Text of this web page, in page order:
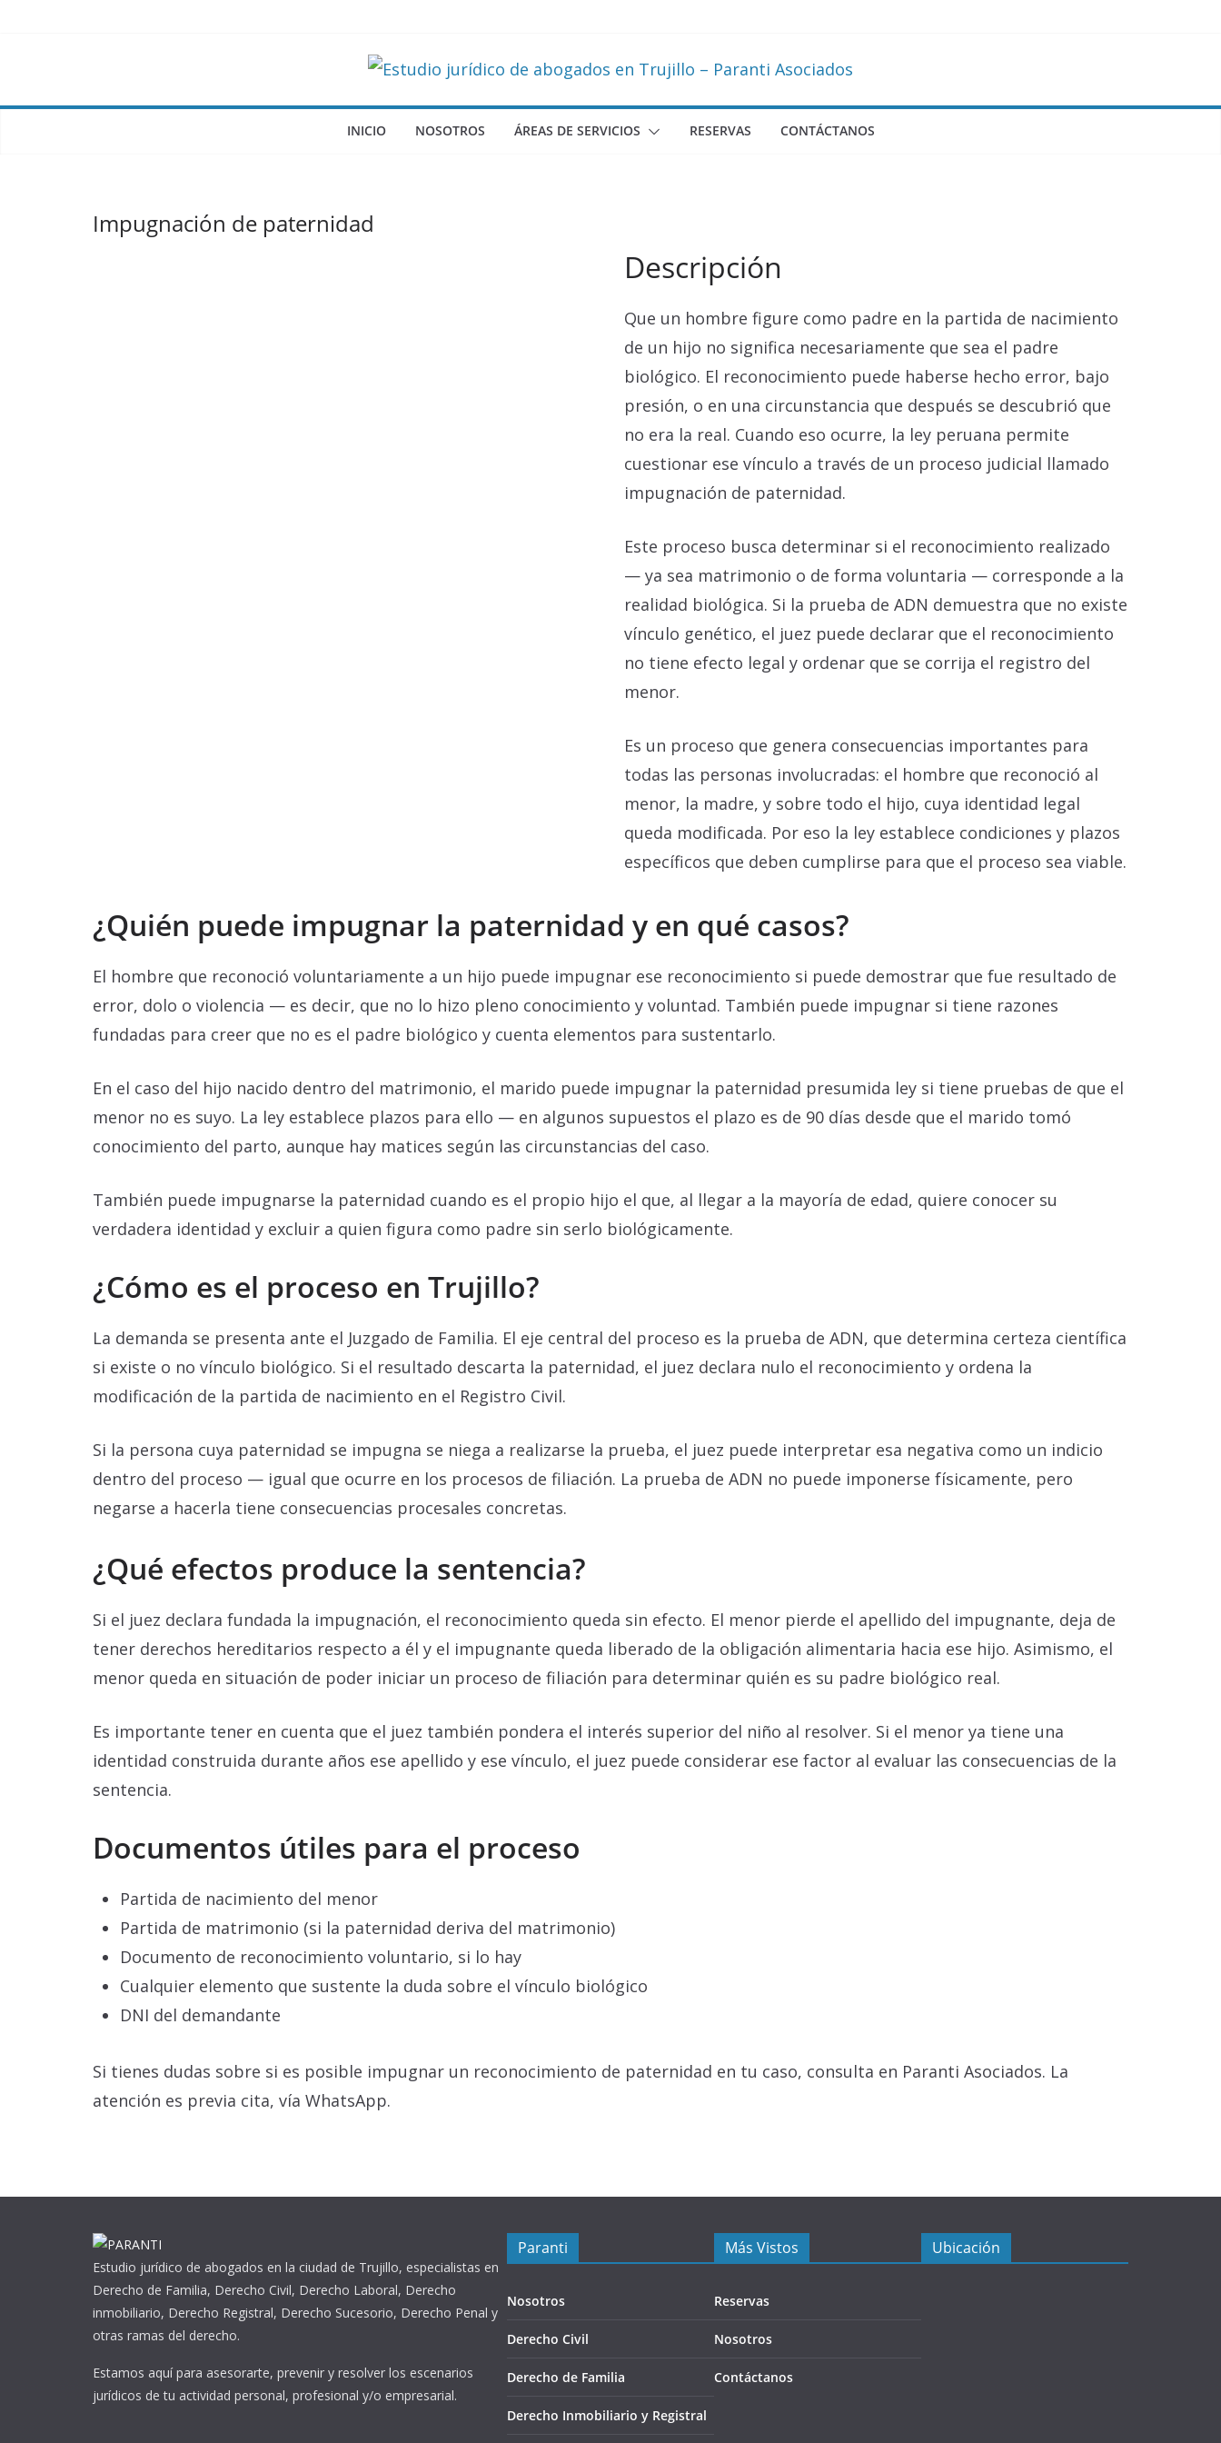
INICIO NOSOTROS ÁREAS DE SERVICIOS RESERVAS CONTÁCTANOS
Impugnación de paternidad
Descripción
Que un hombre figure como padre en la partida de nacimiento
de un hijo no significa necesariamente que sea el padre
biológico. El reconocimiento puede haberse hecho error, bajo
presión, o en una circunstancia que después se descubrió que
no era la real. Cuando eso ocurre, la ley peruana permite
cuestionar ese vínculo a través de un proceso judicial llamado
impugnación de paternidad.
Este proceso busca determinar si el reconocimiento realizado
— ya sea matrimonio o de forma voluntaria — corresponde a la
realidad biológica. Si la prueba de ADN demuestra que no existe
vínculo genético, el juez puede declarar que el reconocimiento
no tiene efecto legal y ordenar que se corrija el registro del
menor.
Es un proceso que genera consecuencias importantes para
todas las personas involucradas: el hombre que reconoció al
menor, la madre, y sobre todo el hijo, cuya identidad legal
queda modificada. Por eso la ley establece condiciones y plazos
específicos que deben cumplirse para que el proceso sea viable.
¿Quién puede impugnar la paternidad y en qué casos?
El hombre que reconoció voluntariamente a un hijo puede impugnar ese reconocimiento si puede demostrar que fue resultado de
error, dolo o violencia — es decir, que no lo hizo pleno conocimiento y voluntad. También puede impugnar si tiene razones
fundadas para creer que no es el padre biológico y cuenta elementos para sustentarlo.
En el caso del hijo nacido dentro del matrimonio, el marido puede impugnar la paternidad presumida ley si tiene pruebas de que el
menor no es suyo. La ley establece plazos para ello — en algunos supuestos el plazo es de 90 días desde que el marido tomó
conocimiento del parto, aunque hay matices según las circunstancias del caso.
También puede impugnarse la paternidad cuando es el propio hijo el que, al llegar a la mayoría de edad, quiere conocer su
verdadera identidad y excluir a quien figura como padre sin serlo biológicamente.
¿Cómo es el proceso en Trujillo?
La demanda se presenta ante el Juzgado de Familia. El eje central del proceso es la prueba de ADN, que determina certeza científica
si existe o no vínculo biológico. Si el resultado descarta la paternidad, el juez declara nulo el reconocimiento y ordena la
modificación de la partida de nacimiento en el Registro Civil.
Si la persona cuya paternidad se impugna se niega a realizarse la prueba, el juez puede interpretar esa negativa como un indicio
dentro del proceso — igual que ocurre en los procesos de filiación. La prueba de ADN no puede imponerse físicamente, pero
negarse a hacerla tiene consecuencias procesales concretas.
¿Qué efectos produce la sentencia?
Si el juez declara fundada la impugnación, el reconocimiento queda sin efecto. El menor pierde el apellido del impugnante, deja de
tener derechos hereditarios respecto a él y el impugnante queda liberado de la obligación alimentaria hacia ese hijo. Asimismo, el
menor queda en situación de poder iniciar un proceso de filiación para determinar quién es su padre biológico real.
Es importante tener en cuenta que el juez también pondera el interés superior del niño al resolver. Si el menor ya tiene una
identidad construida durante años ese apellido y ese vínculo, el juez puede considerar ese factor al evaluar las consecuencias de la
sentencia.
Documentos útiles para el proceso
Partida de nacimiento del menor
Partida de matrimonio (si la paternidad deriva del matrimonio)
Documento de reconocimiento voluntario, si lo hay
Cualquier elemento que sustente la duda sobre el vínculo biológico
DNI del demandante
Si tienes dudas sobre si es posible impugnar un reconocimiento de paternidad en tu caso, consulta en Paranti Asociados. La
atención es previa cita, vía WhatsApp.
Estudio jurídico de abogados en la ciudad de Trujillo, especialistas en
Derecho de Familia, Derecho Civil, Derecho Laboral, Derecho
inmobiliario, Derecho Registral, Derecho Sucesorio, Derecho Penal y
otras ramas del derecho.
Estamos aquí para asesorarte, prevenir y resolver los escenarios
jurídicos de tu actividad personal, profesional y/o empresarial.
Paranti
Nosotros
Derecho Civil
Derecho de Familia
Derecho Inmobiliario y Registral
Más Vistos
Reservas
Nosotros
Contáctanos
Ubicación